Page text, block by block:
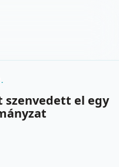
szenvedett el egy
en emailben